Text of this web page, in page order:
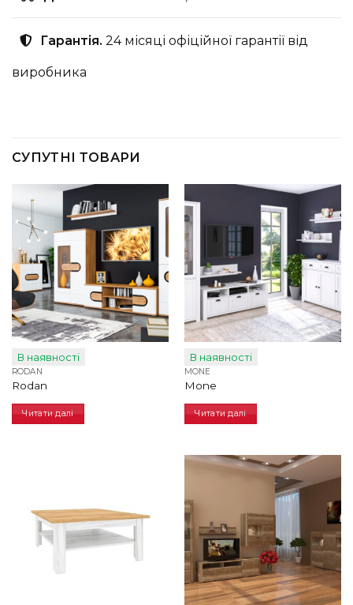
Гарантія. 24 місяці офіційної гарантії від
виробника
СУПУТНІ ТОВАРИ
В наявності
RODAN
Rodan
Читати далі
В наявності
MONE
Mone
Читати далі